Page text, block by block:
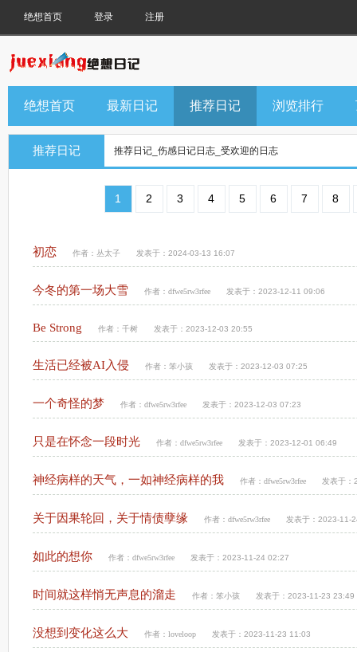
绝想首页 登录 注册
绝想首页 最新日记 推荐日记 浏览排行
推荐日记 推荐日记_伤感日记日志_受欢迎的日志
1 2 3 4 5 6 7 8
初恋 作者： 丛太子 发表于：2024-03-13 16:07
今冬的第一场大雪 作者： dfwe5rw3rfee 发表于：2023-12-11 09:06
Be Strong 作者： 千树 发表于：2023-12-03 20:55
生活已经被AI入侵 作者： 笨小孩 发表于：2023-12-03 07:25
一个奇怪的梦 作者： dfwe5rw3rfee 发表于：2023-12-03 07:23
只是在怀念一段时光 作者： dfwe5rw3rfee 发表于：2023-12-01 06:49
神经病样的天气，一如神经病样的我 作者： dfwe5rw3rfee 发表于
关于因果轮回，关于情债孽缘 作者： dfwe5rw3rfee 发表于：2023-11-
如此的想你 作者： dfwe5rw3rfee 发表于：2023-11-24 02:27
时间就这样悄无声息的溜走 作者： 笨小孩 发表于：2023-11-23 23:49
没想到变化这么大 作者： loveloop 发表于：2023-11-23 11:03